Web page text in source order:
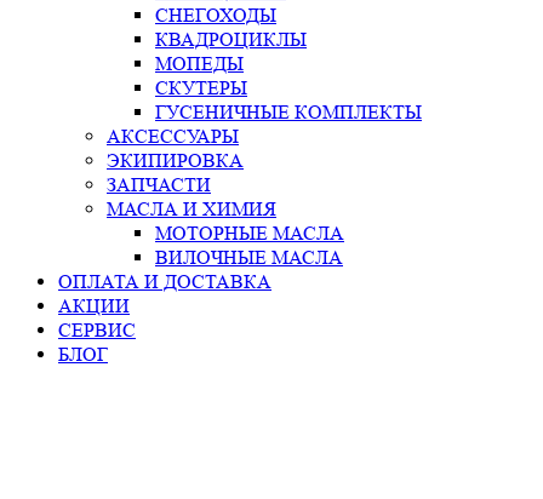
СНЕГОХОДЫ
КВАДРОЦИКЛЫ
МОПЕДЫ
СКУТЕРЫ
ГУСЕНИЧНЫЕ КОМПЛЕКТЫ
АКСЕССУАРЫ
ЭКИПИРОВКА
ЗАПЧАСТИ
МАСЛА И ХИМИЯ
МОТОРНЫЕ МАСЛА
ВИЛОЧНЫЕ МАСЛА
ОПЛАТА И ДОСТАВКА
АКЦИИ
СЕРВИС
БЛОГ